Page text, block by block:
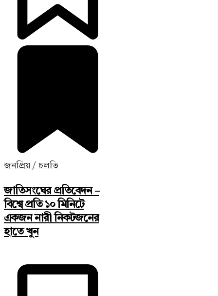
জনপ্রিয় / চলতি
জাতিসংঘের প্রতিবেদন –
বিশ্বে প্রতি ১০ মিনিটে
একজন নারী নিকটজনের
হাতে খুন